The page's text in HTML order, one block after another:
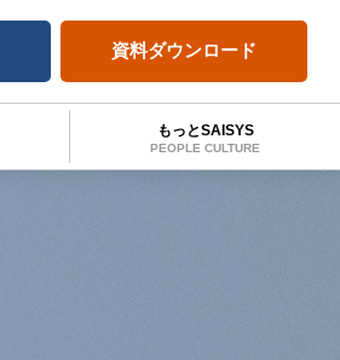
資料ダウンロード
もっとSAISYS
PEOPLE CULTURE